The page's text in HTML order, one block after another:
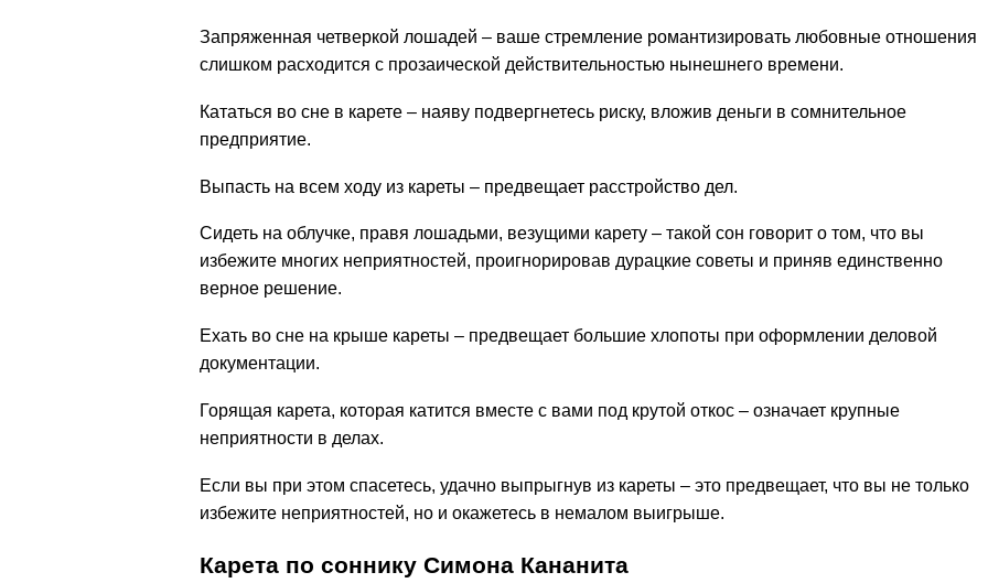
Запряженная четверкой лошадей – ваше стремление романтизировать любовные отношения
слишком расходится с прозаической действительностью нынешнего времени.
Кататься во сне в карете – наяву подвергнетесь риску, вложив деньги в сомнительное
предприятие.
Выпасть на всем ходу из кареты – предвещает расстройство дел.
Сидеть на облучке, правя лошадьми, везущими карету – такой сон говорит о том, что вы
избежите многих неприятностей, проигнорировав дурацкие советы и приняв единственно
верное решение.
Ехать во сне на крыше кареты – предвещает большие хлопоты при оформлении деловой
документации.
Горящая карета, которая катится вместе с вами под крутой откос – означает крупные
неприятности в делах.
Если вы при этом спасетесь, удачно выпрыгнув из кареты – это предвещает, что вы не только
избежите неприятностей, но и окажетесь в немалом выигрыше.
Карета по соннику Симона Кананита